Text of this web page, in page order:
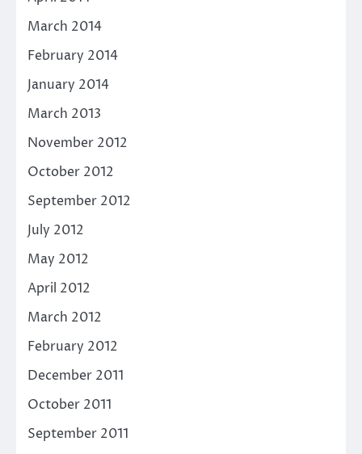
March 2014
February 2014
January 2014
March 2013
November 2012
October 2012
September 2012
July 2012
May 2012
April 2012
March 2012
February 2012
December 2011
October 2011
September 2011